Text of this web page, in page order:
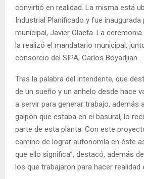
convirtió en realidad. La misma está
Industrial Planificado y fue inaugurada
municipal, Javier Olaeta. La
la realizó el mandatario municipal,
consorcio del SIPA, Carlos Boyadjian.
Tras la palabra del intendente, que
de un sueño y un anhelo desde hace
a servir para generar trabajo, además
galpón que estaba en el basural, lo
parte de esta planta. Con este
camino de lograr autonomía en éste
que ello significa”, destacó, además
los que trabajaron para hacer realidad